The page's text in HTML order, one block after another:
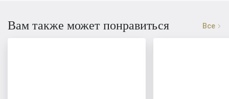
Вам также может понравиться Все